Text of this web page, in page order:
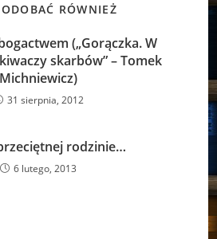
RÓWNIEŻ
(„Gorączka. W
skarbów” – Tomek
Michniewicz)
31 sierpnia, 2012
rodzinie…
6 lutego, 2013